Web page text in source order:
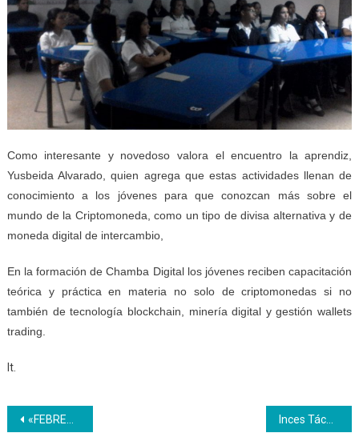
Como interesante y novedoso valora el encuentro la aprendiz,
Yusbeida Alvarado, quien agrega que estas actividades llenan de
conocimiento a los jóvenes para que conozcan más sobre el
mundo de la Criptomoneda, como un tipo de divisa alternativa y de
moneda digital de intercambio,
En la formación de Chamba Digital los jóvenes reciben capacitación
teórica y práctica en materia no solo de criptomonedas si no
también de tecnología blockchain, minería digital y gestión wallets
trading.
lt.
Navegación
«FEBRERO Rebelde Feminista» Inces Táchira apoya la paz y la soberanía nacional